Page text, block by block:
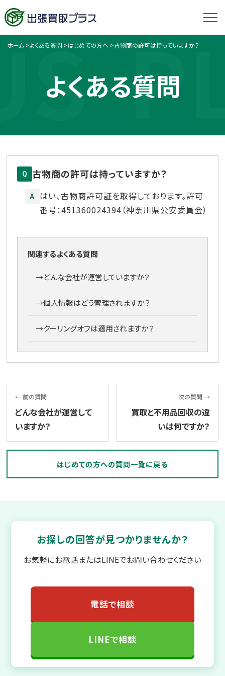
ホーム >よくある質問 >はじめての方へ >古物商の許可は持っていますか？
よくある質問
Q 古物商の許可は持っていますか？
A
はい、古物商許可証を取得しております。許可
番号：451360024394（神奈川県公安委員会）
関連するよくある質問
→どんな会社が運営していますか？
→個人情報はどう管理されますか？
→クーリングオフは適用されますか？
← 前の質問
どんな会社が運営して
いますか？
次の質問 →
買取と不用品回収の違
いは何ですか？
はじめての方への質問一覧に戻る
お探しの回答が見つかりませんか？
お気軽にお電話またはLINEでお問い合わせください
電話で相談
LINEで相談